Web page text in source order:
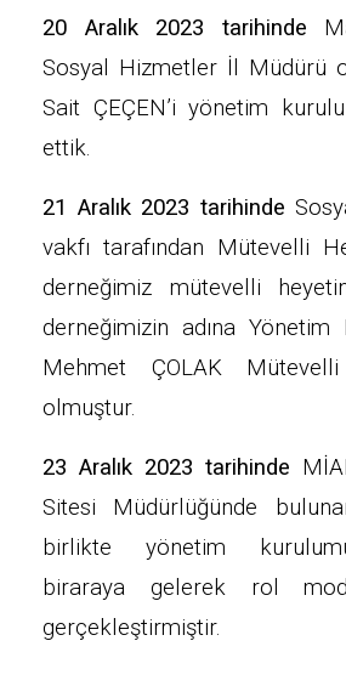
20 Aralık 2023 tarihinde
Sosyal Hizmetler İl Müdürü
Sait ÇEÇEN’i yönetim
ettik.
21 Aralık 2023 tarihinde
vakfı tarafından Mütevelli
derneğimiz mütevelli
derneğimizin adına Yönetim
Mehmet ÇOLAK
olmuştur.
23 Aralık 2023 tarihinde
Sitesi Müdürlüğünde
birlikte yönetim
biraraya gelerek rol
gerçekleştirmiştir.